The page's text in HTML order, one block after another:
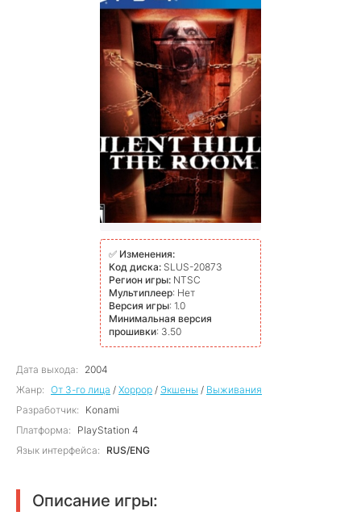
✅ Изменения:
Код диска: SLUS-20873
Регион игры: NTSC
Мультиплеер: Нет
Версия игры: 1.0
Минимальная версия
прошивки: 3.50
Дата выхода:
2004
Жанр: От 3-го лица / Хоррор / Экшены / Выживания
Разработчик:
Konami
Платформа:
PlayStation 4
Язык интерфейса:
RUS/ENG
Описание игры: